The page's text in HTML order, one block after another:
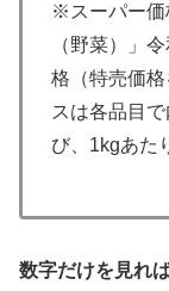
※スーパー価
（野菜）」
格（特売価
スは各品目
び、1kgあた
数字だけを見れ